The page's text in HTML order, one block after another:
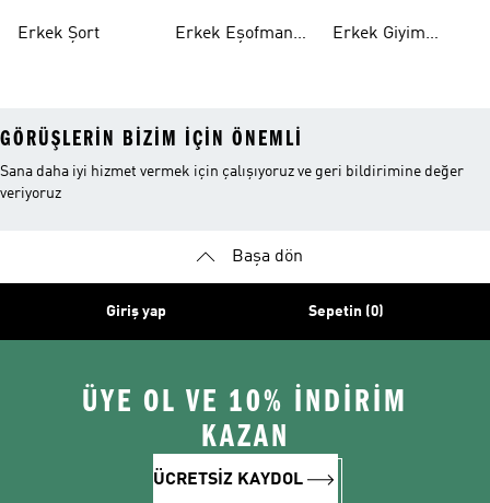
Erkek Şort
Erkek Eşofman
Erkek Giyim
GÖRÜŞLERIN BIZIM IÇIN ÖNEMLI
Sana daha iyi hizmet vermek için çalışıyoruz ve geri bildirimine değer
veriyoruz
Başa dön
Giriş yap Sepetin (0)
ÜYE OL VE 10% İNDİRİM
KAZAN
ÜCRETSİZ KAYDOL